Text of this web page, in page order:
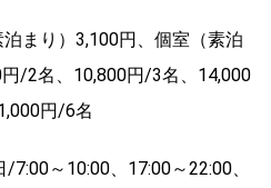
まり）3,100円、個室（素泊
/2名、10,800円/3名、14,000
円/6名
～10:00、17:00～22:00、